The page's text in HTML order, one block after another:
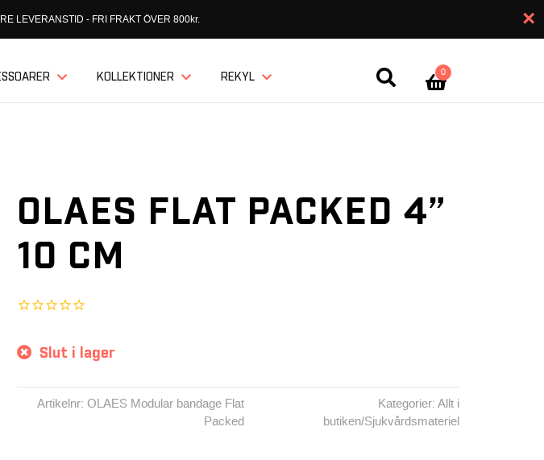
LEVERANSTID - FRI FRAKT ÖVER 800kr. ×
KOLLEKTIONER REKYL 0
OLAES FLAT PACKED 4”
10 CM
Slut i lager
Artikelnr: OLAES Modular bandage Flat
Packed
Kategorier: Allt i
butiken/Sjukvårdsmateriel